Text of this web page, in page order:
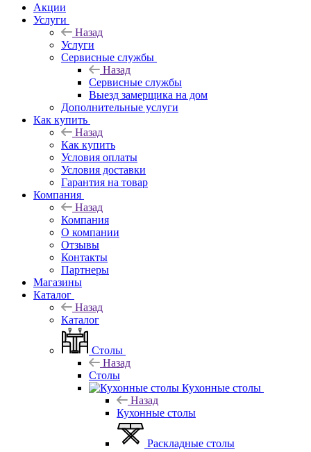
Акции
Услуги
Назад
Услуги
Сервисные службы
Назад
Сервисные службы
Выезд замерщика на дом
Дополнительные услуги
Как купить
Назад
Как купить
Условия оплаты
Условия доставки
Гарантия на товар
Компания
Назад
Компания
О компании
Отзывы
Контакты
Партнеры
Магазины
Каталог
Назад
Каталог
Столы
Назад
Столы
Кухонные столы
Назад
Кухонные столы
Раскладные столы